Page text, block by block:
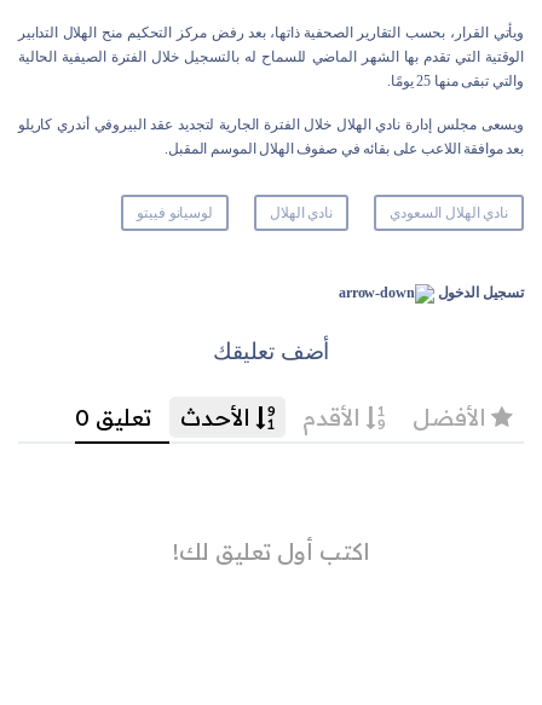
ويأتي القرار، بحسب التقارير الصحفية ذاتها، بعد رفض مركز التحكيم منح الهلال التدابير
الوقتية التي تقدم بها الشهر الماضي للسماح له بالتسجيل خلال الفترة الصيفية الحالية
والتي تبقى منها 25 يومًا.
ويسعى مجلس إدارة نادي الهلال خلال الفترة الجارية لتجديد عقد البيروفي أندري كاريلو
بعد موافقة اللاعب على بقائه في صفوف الهلال الموسم المقبل.
نادي الهلال السعودي نادي الهلال لوسيانو فييتو
تسجيل الدخول
أضف تعليقك